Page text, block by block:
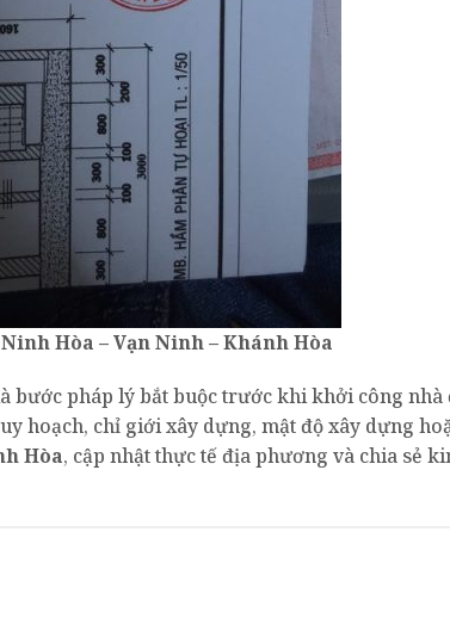
Hòa – Vạn Ninh – Khánh Hòa
bước pháp lý bắt buộc trước khi khởi công
hoạch, chỉ giới xây dựng, mật độ xây dựng
Hòa, cập nhật thực tế địa phương và chia sẻ